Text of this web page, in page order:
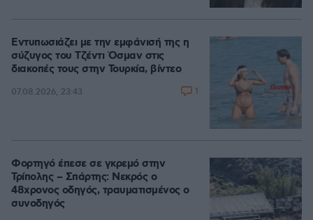
Εντυπωσιάζει με την εμφάνισή της η
σύζυγος του Τζέντι Όσμαν στις
διακοπές τους στην Τουρκία, βίντεο
07.08.2026, 23:43 1
Φορτηγό έπεσε σε γκρεμό στην
Τρίπολης – Σπάρτης: Νεκρός ο
48χρονος οδηγός, τραυματισμένος ο
συνοδηγός